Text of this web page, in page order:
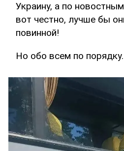
Украину, а по
вот честно, лучше бы
повинной!
Но обо всем по порядку.